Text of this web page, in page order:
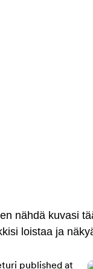
nähdä kuvasi
loistaa ja